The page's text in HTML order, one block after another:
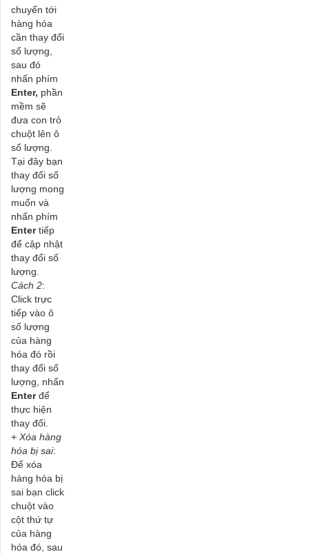
chuyển tới
hàng hóa
cần thay đổi
số lượng,
sau đó
nhấn phím
Enter, phần
mềm sẽ
đưa con trỏ
chuột lên ô
số lượng.
Tại đây bạn
thay đổi số
lượng mong
muốn và
nhấn phím
Entertiếp
để cập nhật
thay đổi số
lượng.
Cách 2:
Click trực
tiếp vào ô
số lượng
của hàng
hóa đó rồi
thay đổi số
lượng, nhấn
Enterđể
thực hiện
thay đổi.
+ Xóa hàng
hóa bị sai:
Để xóa
hàng hóa bị
sai bạn click
chuột vào
cột thứ tự
của hàng
hóa đó, sau